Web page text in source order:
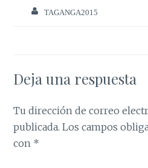
TAGANGA2015
Deja una respuesta
Tu dirección de correo
publicada. Los campos
con *